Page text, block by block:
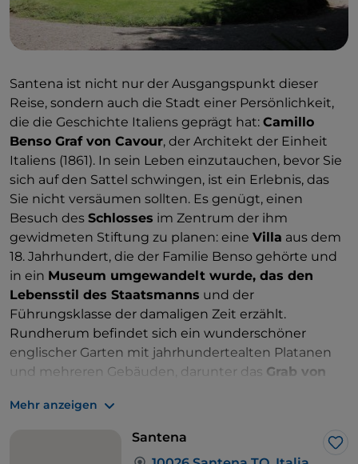
Santena ist nicht nur der Ausgangspunkt dieser
Reise, sondern auch die Stadt einer Persönlichkeit,
die die Geschichte Italiens geprägt hat: Camillo
Benso Graf von Cavour, der Architekt der Einheit
Italiens (1861). In sein Leben einzutauchen, bevor Sie
sich auf den Sattel schwingen, ist ein Erlebnis, das
Sie nicht versäumen sollten. Es genügt, einen
Besuch des Schlosses im Zentrum der ihm
gewidmeten Stiftung zu planen: eine Villa aus dem
18. Jahrhundert, die der Familie Benso gehörte und
in ein Museum umgewandelt wurde, das den
Lebensstil des Staatsmanns und der
Führungsklasse der damaligen Zeit erzählt.
Rundherum befindet sich ein wunderschöner
englischer Garten mit jahrhundertealten Platanen
und mehreren Gebäuden, darunter das Grab von
wurde. Von der Geschichte zum guten Essen:
Tatsächlich ist Santena auch für seinen
bekannt, eine der beliebtesten Sorten bei Köchen
Mehr anzeigen
Santena